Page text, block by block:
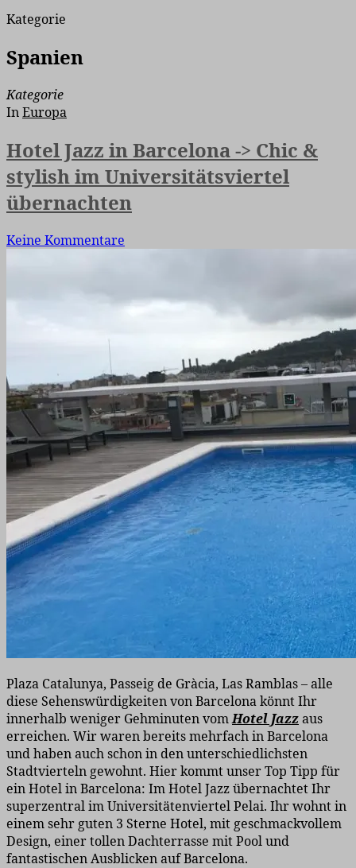
Kategorie
Spanien
Kategorie
InEuropa
Hotel Jazz in Barcelona -> Chic &
stylish im Universitätsviertel
übernachten
Keine Kommentare
Plaza Catalunya, Passeig de Gràcia, Las Ramblas – alle
diese Sehenswürdigkeiten von Barcelona könnt Ihr
innerhalb weniger Gehminuten vomHotel Jazzaus
erreichen. Wir waren bereits mehrfach in Barcelona
und haben auch schon in den unterschiedlichsten
Stadtvierteln gewohnt. Hierkommt unser Top Tipp für
ein Hotel in Barcelona: Im Hotel Jazz übernachtet Ihr
superzentral im Universitätenviertel Pelai. Ihr wohnt in
einem sehr guten 3 Sterne Hotel, mit geschmackvollem
Design, einer tollenDachterrasse mit Pool und
fantastischen Ausblicken auf Barcelona.